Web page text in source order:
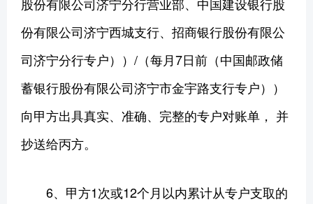
份有限公司济宁西城支行、招商银行股份有限公
司济宁分行专户））/（每月7日前（中国邮政储
蓄银行股份有限公司济宁市金宇路支行专户））
向甲方出具真实、准确、完整的专户对账单， 并
抄送给丙方。
6、甲方1次或12个月以内累计从专户支取的